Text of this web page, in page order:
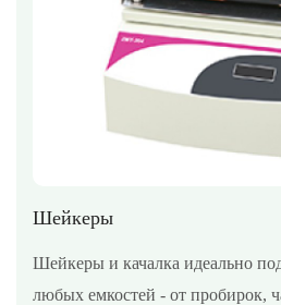
Шейкеры
Шейкеры и качалка идеально
любых емкостей - от пробирок,